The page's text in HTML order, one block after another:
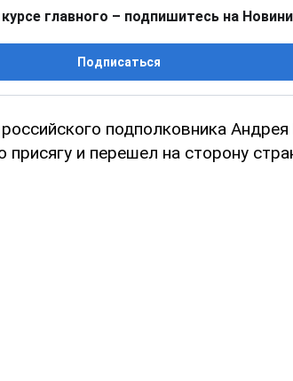
главного – подпишитесь на
Подписаться
подполковника
присягу и перешел на сторону